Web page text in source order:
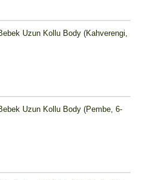
Uzun Kollu Body (Kahverengi,
Uzun Kollu Body (Pembe, 6-